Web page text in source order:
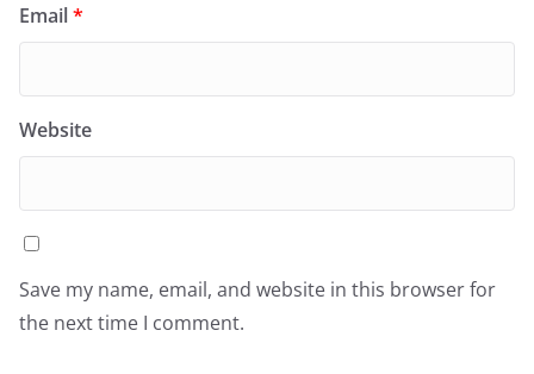
Email*
Website
Save my name, email, and website in this browser for
the next time I comment.